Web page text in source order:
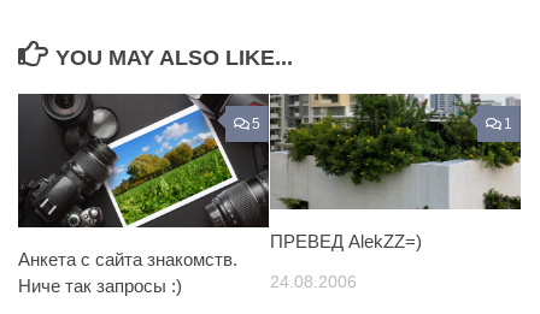
YOU MAY ALSO LIKE...
5
Анкета с сайта знакомств.
Ниче так запросы :)
1
ПРЕВЕД AlekZZ=)
24.08.2006